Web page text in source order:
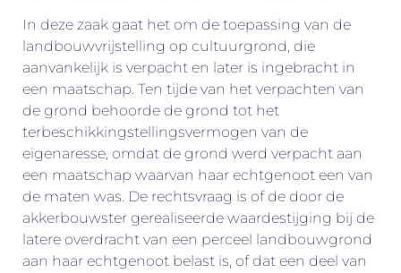
In deze zaak gaat het om de toepassing van de
landbouwvrijstelling op cultuurgrond, die
aanvankelijk is verpacht en later is ingebracht in
een maatschap. Ten tijde van het verpachten van
de grond behoorde de grond tot het
terbeschikkingstellingsvermogen van de
eigenaresse, omdat de grond werd verpacht aan
een maatschap waarvan haar echtgenoot een van
de maten was. De rechtsvraag is of de door de
akkerbouwster gerealiseerde waardestijging bij de
latere overdracht van een perceel landbouwgrond
aan haar echtgenoot belast is, of dat een deel van